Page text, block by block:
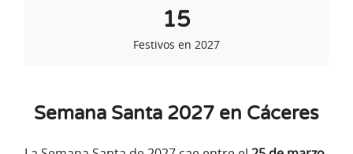
15
Festivos en 2027
Semana Santa 2027 en Cáceres